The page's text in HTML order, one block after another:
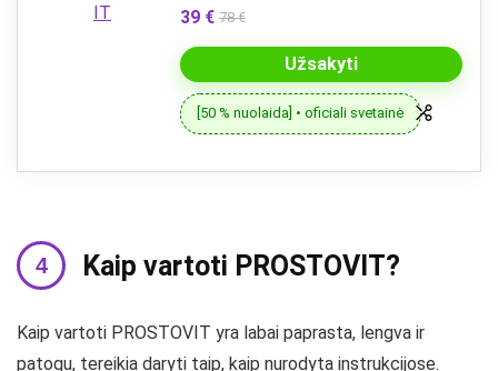
39 € 78 €
Užsakyti
[50 % nuolaida] • oficiali svetainė
Kaip vartoti PROSTOVIT?
Kaip vartoti PROSTOVIT yra labai paprasta, lengva ir
patogu, tereikia daryti taip, kaip nurodyta instrukcijose.